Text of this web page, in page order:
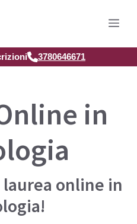
3780646671
in
online in